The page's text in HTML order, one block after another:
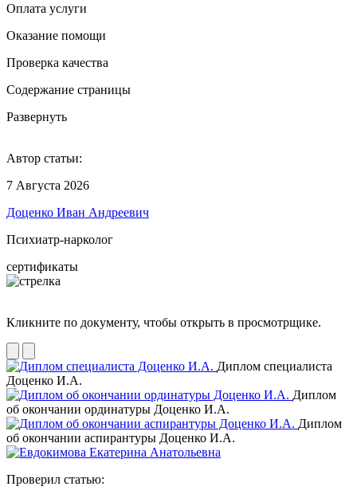
Оплата услуги
Оказание помощи
Проверка качества
Содержание страницы
Развернуть
Автор статьи:
7 Августа 2026
Доценко Иван Андреевич
Психиатр-нарколог
сертификаты
Кликните по документу, чтобы открыть в просмотрщике.
Диплом специалиста
Доценко И.А.
Диплом
об окончании ординатуры Доценко И.А.
Диплом
об окончании аспирантуры Доценко И.А.
Проверил статью: